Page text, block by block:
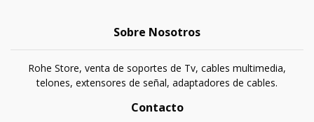
Sobre Nosotros
Rohe Store, venta de soportes de Tv, cables multimedia,
telones, extensores de señal, adaptadores de cables.
Contacto